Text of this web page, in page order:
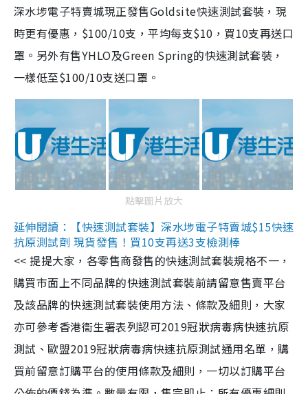
深水埗電子特賣城現正發售Goldsite快速測試套裝，現
時更有優惠，$100/10支，平均每支$10，買10支再送口
罩。另外有售YHLO及Green Spring的快速測試套裝，
一樣低至$100/10支送口罩。
點擊圖片放大
延伸閱讀：【快速測試套裝】深水埗電子特賣城$15快速
抗原測試劑 現貨發售！買10支再送3支檢測棒
<< 提提大家，各零售商發售的快速測試套裝規格不一，
購買市面上不同品牌的快速測試套裝前請留意售賣平台
及該品牌的快速測試套裝使用方法、條款及細則，大家
亦可參考香港衞生署表列認可2019冠狀病毒病快速抗原
測試、歐盟2019冠狀病毒病快速抗原測試通用名單，購
買前留意訂購平台的使用條款及細則，一切以訂購平台